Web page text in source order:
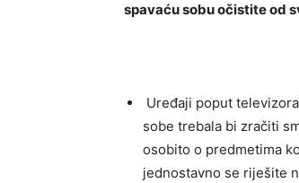
spavaću sobu očistite od
Uređaji poput
sobe trebala bi zračiti
osobito o predmetima
jednostavno se riješite